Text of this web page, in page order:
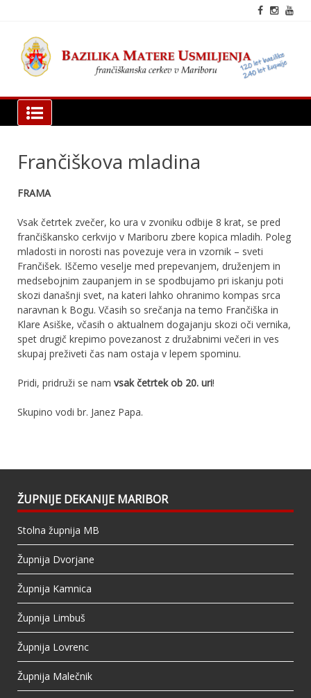
content
Bazilika Matere Usmiljenja
Frančiškova mladina
FRAMA
Vsak četrtek zvečer, ko ura v zvoniku odbije 8 krat, se pred
frančiškansko cerkvijo v Mariboru zbere kopica mladih. Poleg
mladosti in norosti nas povezuje vera in vzornik – sveti
Frančišek. Iščemo veselje med prepevanjem, druženjem in
medsebojnim zaupanjem in se spodbujamo pri iskanju poti
skozi današnji svet, na kateri lahko ohranimo kompas srca
naravnan k Bogu. Včasih so srečanja na temo Frančiška in
Klare Asiške, včasih o aktualnem dogajanju skozi oči vernika,
spet drugič krepimo povezanost z družabnimi večeri in ves
skupaj preživeti čas nam ostaja v lepem spominu.
Pridi, pridruži se nam vsak četrtek ob 20. uri!
Skupino vodi br. Janez Papa.
ŽUPNIJE DEKANIJE MARIBOR
Stolna župnija MB
Župnija Dvorjane
Župnija Kamnica
Župnija Limbuš
Župnija Lovrenc
Župnija Malečnik